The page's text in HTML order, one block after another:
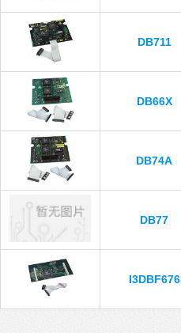
DB711
DB66X
DB74A
DB77
I3DBF676